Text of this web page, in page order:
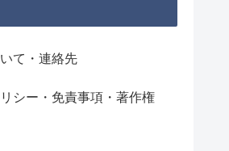
て・連絡先
シー・免責事項・著作権